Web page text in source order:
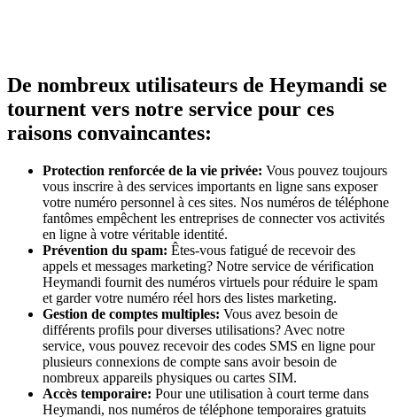
De nombreux utilisateurs de Heymandi se
tournent vers notre service pour ces
raisons convaincantes:
Protection renforcée de la vie privée: Vous pouvez toujours
vous inscrire à des services importants en ligne sans exposer
votre numéro personnel à ces sites. Nos numéros de téléphone
fantômes empêchent les entreprises de connecter vos activités
en ligne à votre véritable identité.
Prévention du spam: Êtes-vous fatigué de recevoir des
appels et messages marketing? Notre service de vérification
Heymandi fournit des numéros virtuels pour réduire le spam
et garder votre numéro réel hors des listes marketing.
Gestion de comptes multiples: Vous avez besoin de
différents profils pour diverses utilisations? Avec notre
service, vous pouvez recevoir des codes SMS en ligne pour
plusieurs connexions de compte sans avoir besoin de
nombreux appareils physiques ou cartes SIM.
Accès temporaire: Pour une utilisation à court terme dans
Heymandi, nos numéros de téléphone temporaires gratuits